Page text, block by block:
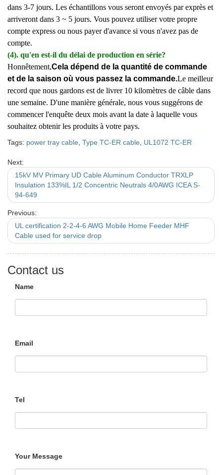
dans 3-7 jours. Les échantillons vous seront envoyés par exprès et
arriveront dans 3 ~ 5 jours. Vous pouvez utiliser votre propre
compte express ou nous payer d'avance si vous n'avez pas de
compte.
(4). qu'en est-il du délai de production en série?
Honnêtement,Cela dépend de la quantité de commande
et de la saison où vous passez la commande.Le meilleur
record que nous gardons est de livrer 10 kilomètres de câble dans
une semaine. D'une manière générale, nous vous suggérons de
commencer l'enquête deux mois avant la date à laquelle vous
souhaitez obtenir les produits à votre pays.
Tags: power tray cable Type TC-ER cable UL1072 TC-ER
Next:
15kV MV Primary UD Cable Aluminum Conductor TRXLP
Insulation 133%IL 1/2 Concentric Neutrals 4/0AWG ICEA S-
94-649
Previous:
UL certification 2-2-4-6 AWG Mobile Home Feeder MHF
Cable used for service drop
Contact us
Name
Email
Tel
Your Message